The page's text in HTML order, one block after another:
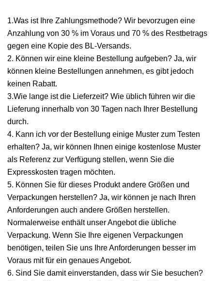
1.Was ist Ihre Zahlungsmethode? Wir bevorzugen eine
Anzahlung von 30 % im Voraus und 70 % des Restbetrags
gegen eine Kopie des BL-Versands.
2. Können wir eine kleine Bestellung aufgeben? Ja, wir
können kleine Bestellungen annehmen, es gibt jedoch
keinen Rabatt.
3.Wie lange ist die Lieferzeit? Wie üblich führen wir die
Lieferung innerhalb von 30 Tagen nach Ihrer Bestellung
durch.
4. Kann ich vor der Bestellung einige Muster zum Testen
erhalten? Ja, wir können Ihnen einige kostenlose Muster
als Referenz zur Verfügung stellen, wenn Sie die
Expresskosten tragen möchten.
5. Können Sie für dieses Produkt andere Größen und
Verpackungen herstellen? Ja, wir können je nach Ihren
Anforderungen auch andere Größen herstellen.
Normalerweise enthält unser Angebot die übliche
Verpackung. Wenn Sie Ihre eigenen Verpackungen
benötigen, teilen Sie uns Ihre Anforderungen besser im
Voraus mit für ein genaues Angebot.
6. Sind Sie damit einverstanden, dass wir Sie besuchen?